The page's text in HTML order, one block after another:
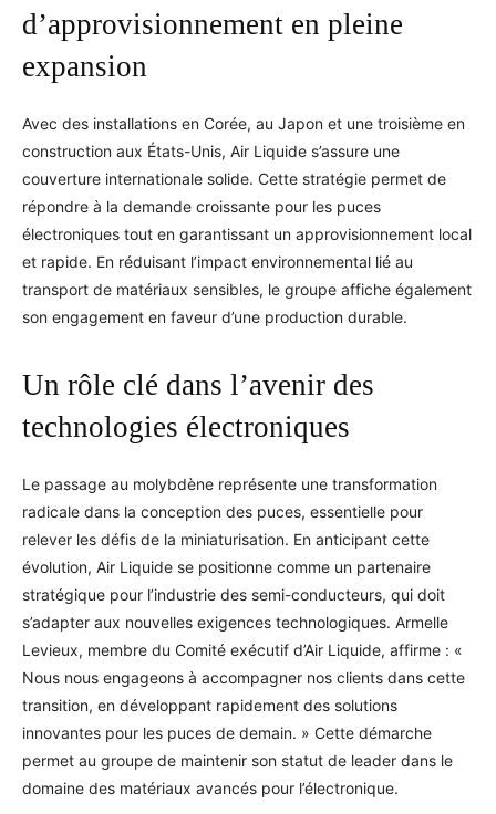
d’approvisionnement en pleine
expansion
Avec des installations en Corée, au Japon et une troisième en
construction aux États-Unis, Air Liquide s’assure une
couverture internationale solide. Cette stratégie permet de
répondre à la demande croissante pour les puces
électroniques tout en garantissant un approvisionnement local
et rapide. En réduisant l’impact environnemental lié au
transport de matériaux sensibles, le groupe affiche également
son engagement en faveur d’une production durable.
Un rôle clé dans l’avenir des
technologies électroniques
Le passage au molybdène représente une transformation
radicale dans la conception des puces, essentielle pour
relever les défis de la miniaturisation. En anticipant cette
évolution, Air Liquide se positionne comme un partenaire
stratégique pour l’industrie des semi-conducteurs, qui doit
s’adapter aux nouvelles exigences technologiques. Armelle
Levieux, membre du Comité exécutif d’Air Liquide, affirme : «
Nous nous engageons à accompagner nos clients dans cette
transition, en développant rapidement des solutions
innovantes pour les puces de demain. » Cette démarche
permet au groupe de maintenir son statut de leader dans le
domaine des matériaux avancés pour l’électronique.